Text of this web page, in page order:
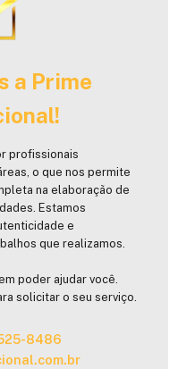
a Prime
profissionais
o que nos permite
na elaboração de
Estamos
e
que realizamos.
poder ajudar você.
solicitar o seu serviço.
8486